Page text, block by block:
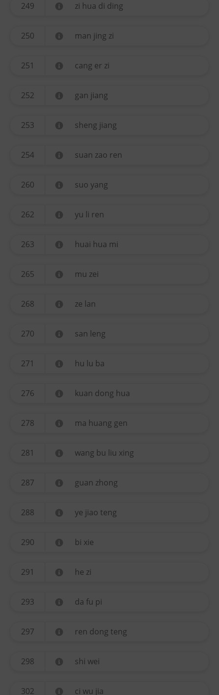
249 zi hua di ding
250 man jing zi
251 cang er zi
252 gan jiang
253 sheng jiang
254 suan zao ren
260 suo yang
262 yu li ren
263 huai hua mi
265 mu zei
268 ze lan
270 san leng
271 hu lu ba
276 kuan dong hua
278 ma huang gen
281 wang bu liu xing
287 guan zhong
288 ye jiao teng
290 bi xie
291 he zi
293 da fu pi
297 ren dong teng
298 shi wei
302 ci wu jia